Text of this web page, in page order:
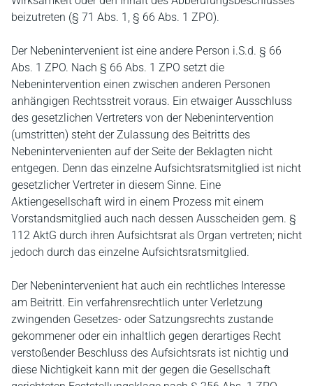
beizutreten (§ 71 Abs. 1, § 66 Abs. 1 ZPO).
Der Nebenintervenient ist eine andere Person i.S.d. § 66
Abs. 1 ZPO. Nach § 66 Abs. 1 ZPO setzt die
Nebenintervention einen zwischen anderen Personen
anhängigen Rechtsstreit voraus. Ein etwaiger Ausschluss
des gesetzlichen Vertreters von der Nebenintervention
(umstritten) steht der Zulassung des Beitritts des
Nebenintervenienten auf der Seite der Beklagten nicht
entgegen. Denn das einzelne Aufsichtsratsmitglied ist nicht
gesetzlicher Vertreter in diesem Sinne. Eine
Aktiengesellschaft wird in einem Prozess mit einem
Vorstandsmitglied auch nach dessen Ausscheiden gem. §
112 AktG durch ihren Aufsichtsrat als Organ vertreten; nicht
jedoch durch das einzelne Aufsichtsratsmitglied.
Der Nebenintervenient hat auch ein rechtliches Interesse
am Beitritt. Ein verfahrensrechtlich unter Verletzung
zwingenden Gesetzes- oder Satzungsrechts zustande
gekommener oder ein inhaltlich gegen derartiges Recht
verstoßender Beschluss des Aufsichtsrats ist nichtig und
diese Nichtigkeit kann mit der gegen die Gesellschaft